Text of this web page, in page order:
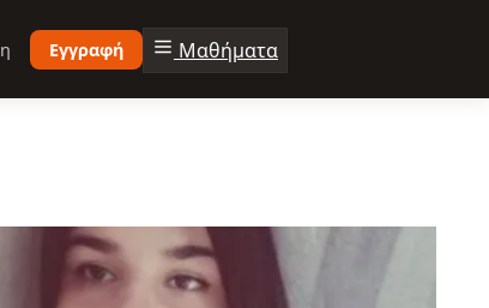
Εγγραφή Μαθήματα